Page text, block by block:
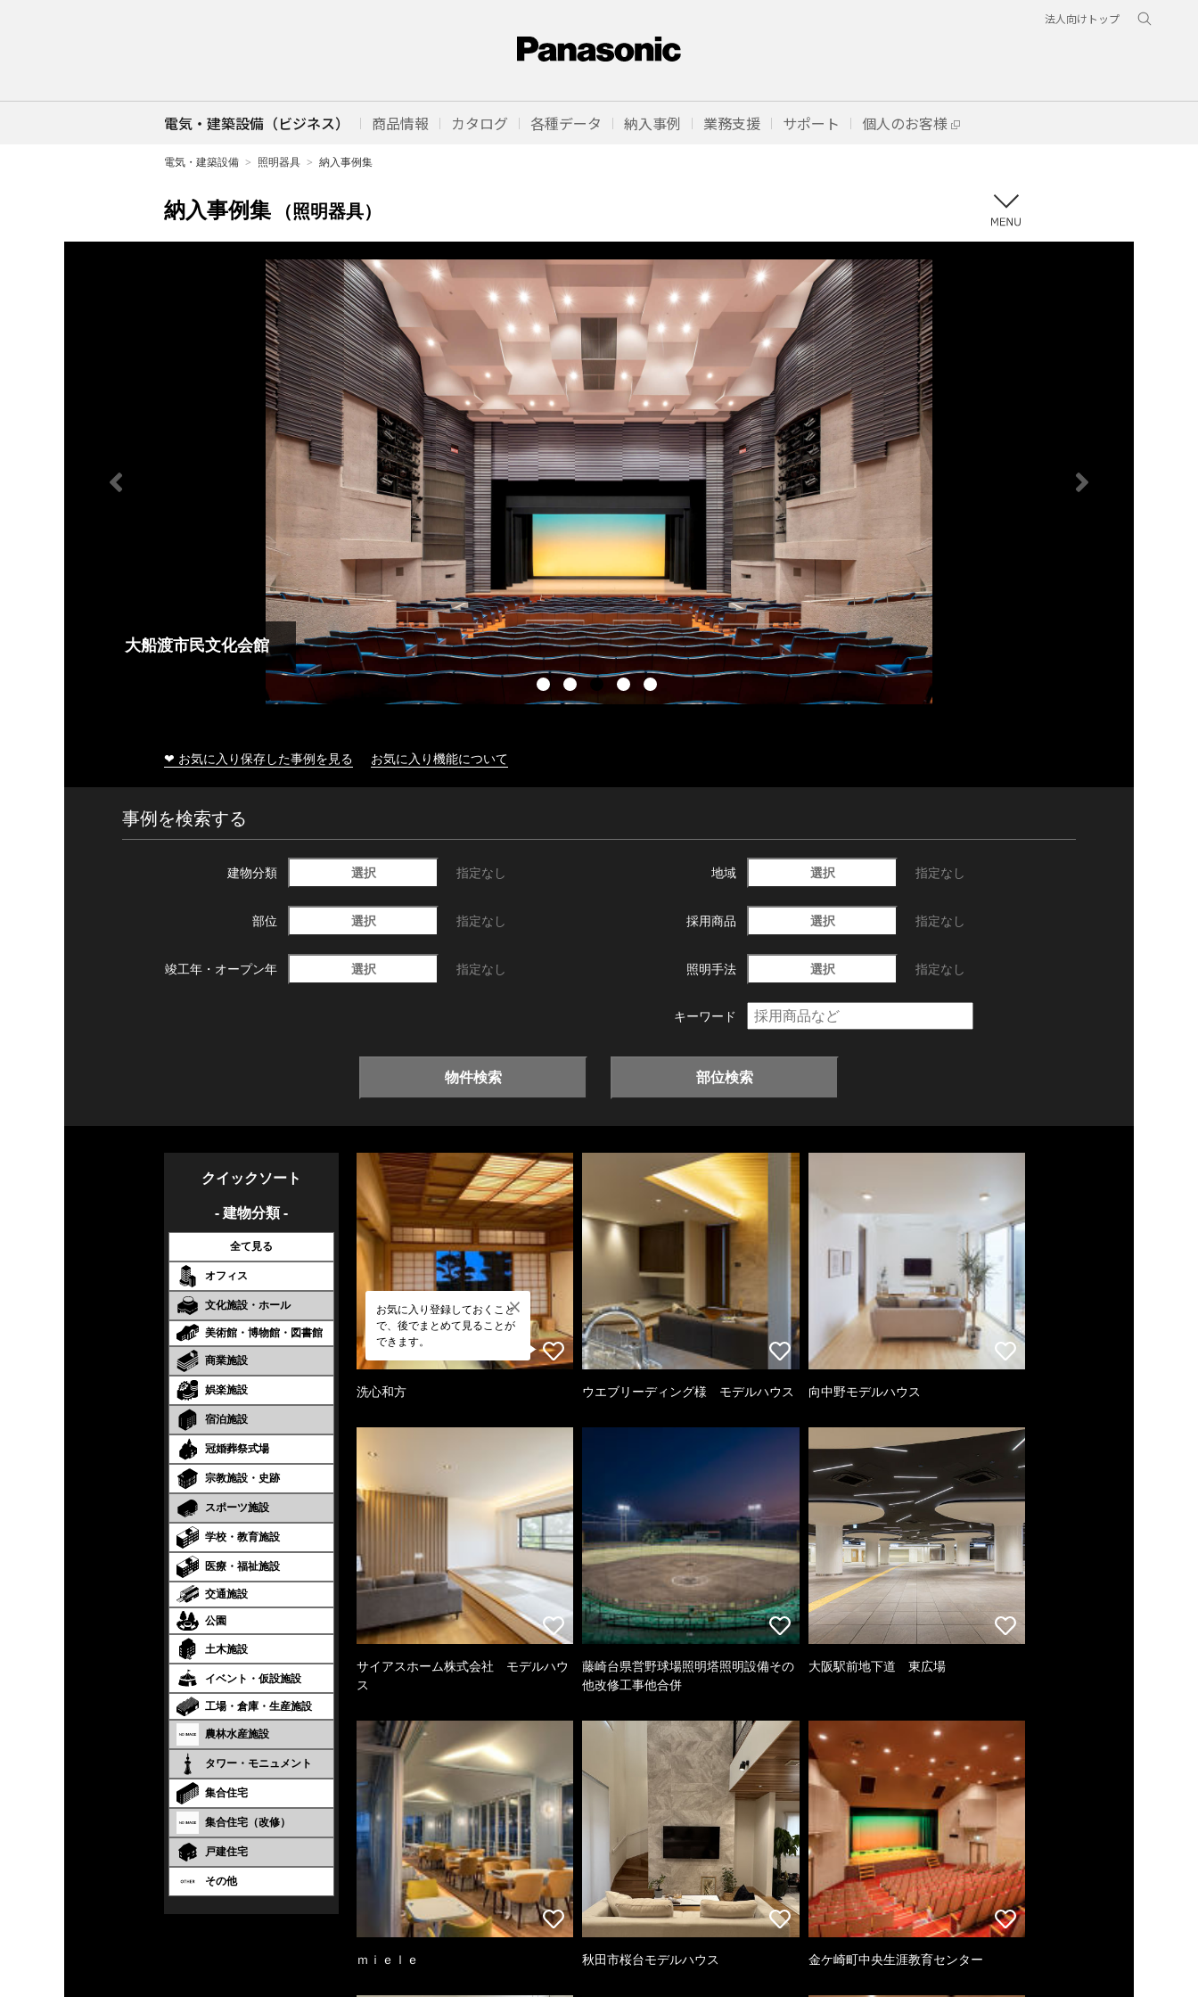
法人向けトップ
電気・建築設備（ビジネス） 商品情報 カタログ 各種データ 納入事例 業務支援 サポート 個人のお客様
電気・建築設備 照明器具 納入事例集
納入事例集 （照明器具）
大船渡市民文化会館
❤ お気に入り保存した事例を見る お気に入り機能について
事例を検索する
建物分類 選択 指定なし 地域 選択 指定なし
部位 選択 指定なし 採用商品 選択 指定なし
竣工年・ オープン年 選択 指定なし 照明手法 選択 指定なし
キーワード
物件検索 部位検索
クイックソート
- 建物分類 -
全て見る
オフィス
文化施設・ホール
美術館・博物館・図書館
商業施設
娯楽施設
宿泊施設
冠婚葬祭式場
宗教施設・史跡
スポーツ施設
学校・教育施設
医療・福祉施設
交通施設
公園
土木施設
イベント・仮設施設
工場・倉庫・生産施設
農林水産施設
タワー・モニュメント
集合住宅
集合住宅（改修）
戸建住宅
その他
お気に入り登録しておくこと
で、後でまとめて見ることが
できます。
洗心和方 ウエブリーディング様 モデルハウス 向中野モデルハウス
サイアスホーム株式会社 モデルハウ
ス
藤崎台県営野球場照明塔照明設備その
他改修工事他合併
大阪駅前地下道 東広場
ｍｉｅｌｅ 秋田市桜台モデルハウス 金ケ崎町中央生涯教育センター